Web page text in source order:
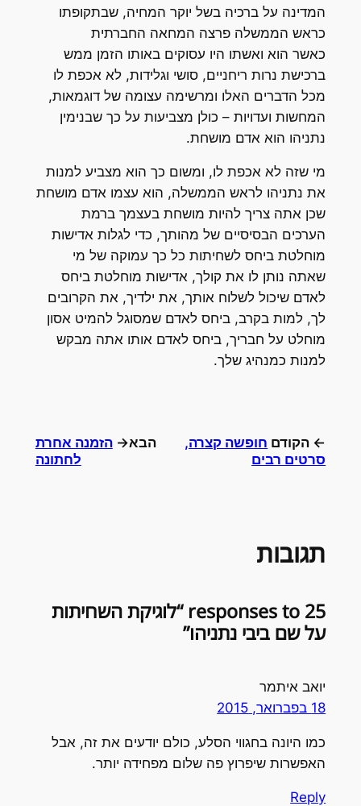
המדינה על ברכיה בשל יוקר המחיה, שבתקופתו
כראש הממשלה פרצה המחאה החברתית
כאשר הוא ואשתו היו עסוקים באותו הזמן ממש
ברכישת נרות ריחניים, סושי וגלידות, לא אכפת לו
מכל הדברים האלו ומרשימה עצומה של דוגמאות,
המחשות ועדויות – כולן מצביעות על כך שבנימין
נתניהו הוא אדם מושחת.
מי שזה לא אכפת לו, ומשום כך הוא מצביע למנות
את נתניהו לראש הממשלה, הוא עצמו אדם מושחת
שכן אתה צריך להיות מושחת בעצמך ברמת
הערכים הבסיסיים של מהותך, כדי לגלות אדישות
מוחלטת ביחס לשחיתות כל כך עמוקה של מי
שאתה נותן לו את קולך, אדישות מוחלטת ביחס
לאדם שיכול לשלוח אותך, את ילדיך, את הקרובים
לך, למות בקרב, ביחס לאדם שמסוגל להמיט אסון
מוחלט על חבריך, ביחס לאדם אותו אתה מבקש
למנות כמנהיג שלך.
← הקודם חופשה קצרה,
סרטים רבים
הבא→ הזמנה אחרת
לחתונה
תגובות
25 responses to “לוגיקת השחיתות
על שם ביבי נתניהו”
יואב איתמר
18 בפברואר, 2015
כמו היונה בחגווי הסלע, כולם יודעים את זה, אבל
האפשרות שיפרוץ פה שלום מפחידה יותר.
Reply